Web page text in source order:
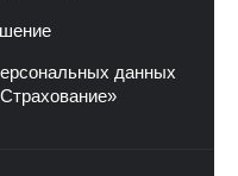
данных